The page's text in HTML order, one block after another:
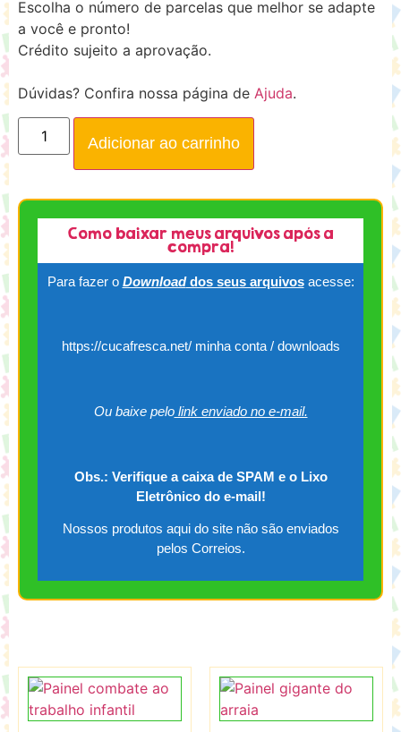
Escolha o número de parcelas que melhor se adapte
a você e pronto!
Crédito sujeito a aprovação.
Dúvidas? Confira nossa página de Ajuda.
Adicionar ao carrinho
Como baixar meus arquivos após a
compra!
Para fazer o Downloaddos seus arquivos acesse:
https://cucafresca.net/ minha conta / downloads
Ou baixe pelolink enviado no e-mail.
Obs.: Verifique a caixa de SPAM e o Lixo
Eletrônico do e-mail!
Nossos produtos aqui do site não são enviados
pelos Correios.